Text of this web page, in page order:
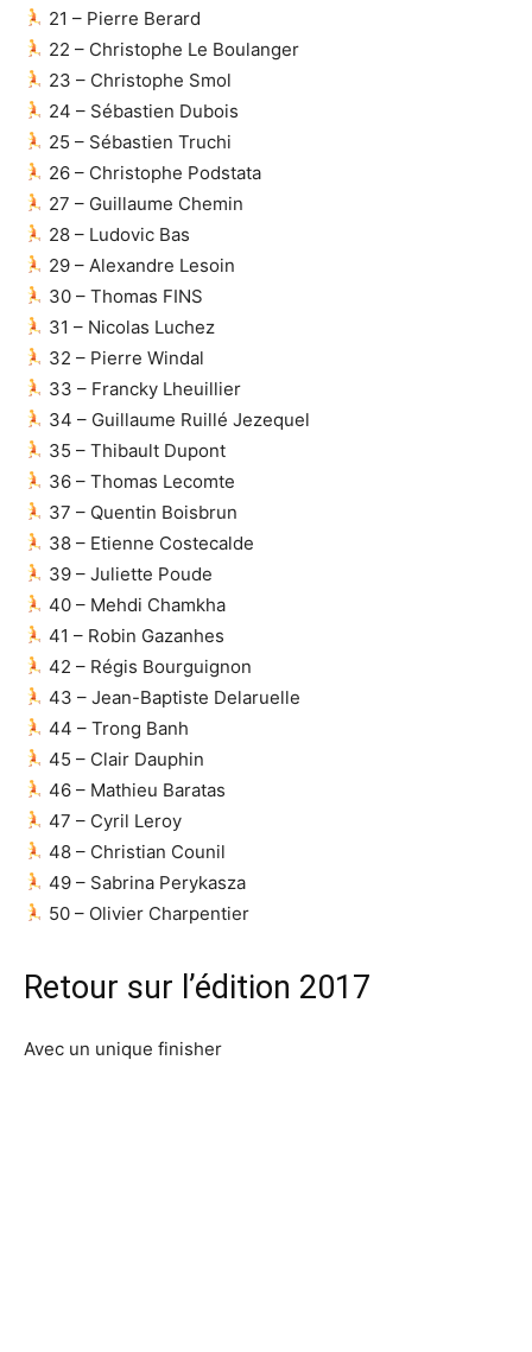
21 – Pierre Berard
22 – Christophe Le Boulanger
23 – Christophe Smol
24 – Sébastien Dubois
25 – Sébastien Truchi
26 – Christophe Podstata
27 – Guillaume Chemin
28 – Ludovic Bas
29 – Alexandre Lesoin
30 – Thomas FINS
31 – Nicolas Luchez
32 – Pierre Windal
33 – Francky Lheuillier
34 – Guillaume Ruillé Jezequel
35 – Thibault Dupont
36 – Thomas Lecomte
37 – Quentin Boisbrun
38 – Etienne Costecalde
39 – Juliette Poude
40 – Mehdi Chamkha
41 – Robin Gazanhes
42 – Régis Bourguignon
43 – Jean-Baptiste Delaruelle
44 – Trong Banh
45 – Clair Dauphin
46 – Mathieu Baratas
47 – Cyril Leroy
48 – Christian Counil
49 – Sabrina Perykasza
50 – Olivier Charpentier
Retour sur l’édition 2017
Avec un unique finisher